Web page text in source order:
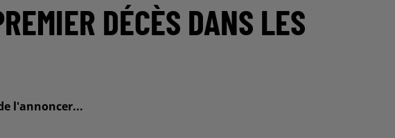
DÉCÈS DANS LES
l'annoncer...